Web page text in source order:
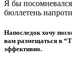
Я бы
бюллетень
Напоследок хочу
вам размещаться в
эффективно.